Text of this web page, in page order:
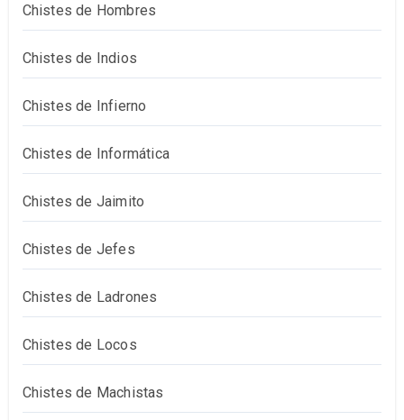
Chistes de Hombres
Chistes de Indios
Chistes de Infierno
Chistes de Informática
Chistes de Jaimito
Chistes de Jefes
Chistes de Ladrones
Chistes de Locos
Chistes de Machistas